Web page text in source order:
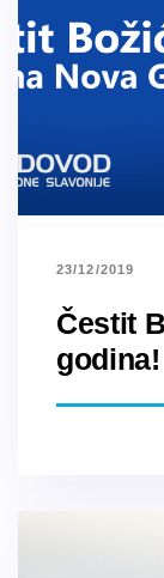
23/12/2019
Čestit
godina!